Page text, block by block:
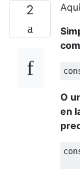
2
O
en